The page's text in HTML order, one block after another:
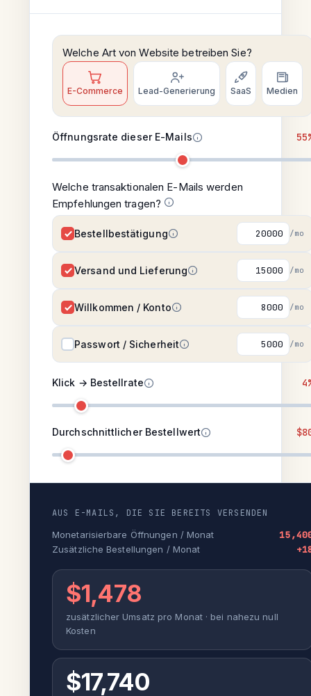
Welche Art von Website betreiben Sie?
E-Commerce Lead-Generierung SaaS Medien
Öffnungsrate dieser E-Mails
Welche transaktionalen E-Mails werden
Empfehlungen tragen?
Bestellbestätigung /mo
Versand und Lieferung /mo
Willkommen / Konto /mo
Passwort / Sicherheit /mo
Klick → Bestellrate
Durchschnittlicher Bestellwert
AUS E-MAILS, DIE SIE BEREITS VERSENDEN
Monetarisierbare Öffnungen / Monat
Zusätzliche Bestellungen / Monat
$1,478
zusätzlicher Umsatz pro Monat · bei nahezu null
Kosten
$17,740